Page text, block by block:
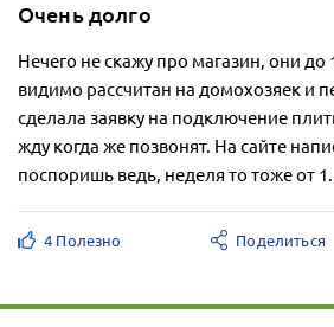
Очень долго
Нечего не скажу про магазин, они до
видимо рассчитан на домохозяек и
сделала заявку на подключение
жду когда же позвонят. На сайте
поспоришь ведь, неделя то тоже от
4 Полезно Поделиться